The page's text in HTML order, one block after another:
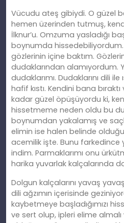
Vücudu ateş gibiydi. O güzel
hemen üzerinden tutmuş,
İlknur’u. Omzuma yasladığı
boynumda
gözlerinin içine baktım.
dudaklarından alamıyordum.
dudaklarımı. Dudaklarını dili
hafif kıstı. Kendini bana
kadar güzel öpüşüyordu ki,
hissetmeme neden oldu bu
boynumdan yakalamış ve
elimin ise halen belinde
acemilik işte. Bunu farkedince
indim. Parmaklarımı onu
harika yuvarlak kalçalarında
Dolgun kalçalarını yavaş
dili ağzımın içerisinde
kaybetmeye başladığımızı
ve sert olup, ipleri elime